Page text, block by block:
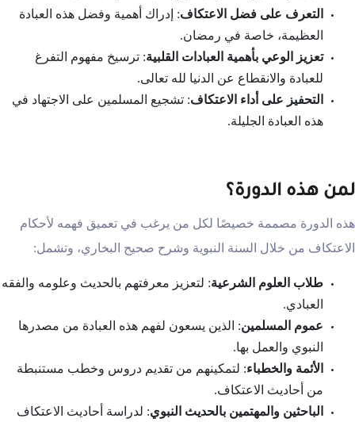
التعرف على فضل الاعتكاف: إدراك أهمية وفضل هذه العبادة
العظيمة، خاصة في رمضان.
تعزيز الوعي بأهمية العبادات القلبية: ترسيخ مفهوم التفرغ
للعبادة والانقطاع عن الدنيا لله تعالى.
التحفيز على أداء الاعتكاف: تشجيع المسلمين على الاجتهاد في
هذه العبادة الجليلة.
لمن هذه الدورة؟
هذه الدورة مصممة خصيصًا لكل من يرغب في تعميق فهمه لأحكام
الاعتكاف من خلال السنة النبوية وشرح صحيح البخاري، وتشمل:
طلاب العلوم الشرعية: لتعزيز معرفتهم بالحديث وعلومه والفقه
العبادي.
عموم المسلمين: الذين يسعون لفهم هذه العبادة من مصدرها
النبوي والعمل بها.
الأئمة والخطباء: لتمكينهم من تقديم دروس وخطب مستنبطة
من أحاديث الاعتكاف.
الباحثين والمهتمين بالحديث النبوي: لدراسة أحاديث الاعتكاف